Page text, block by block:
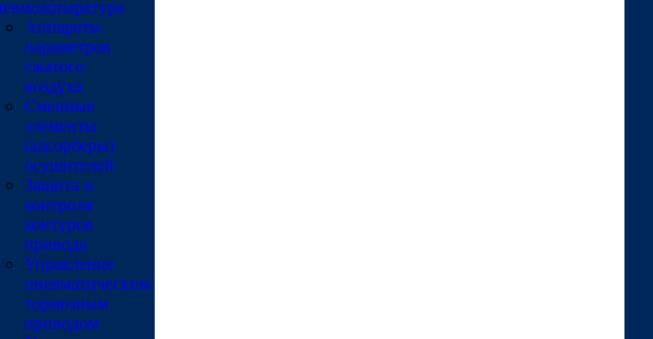
Аппараты
параметров
сжатого
воздуха
Сменные
элементы
(адсорберы)
осушителей
Защита и
контроля
контуров
привода
Управление
пневматическим
тормозным
приводом